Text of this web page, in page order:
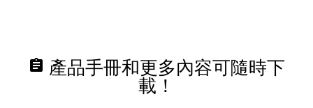
assignment 產品手冊和更多內容可隨時下
載！